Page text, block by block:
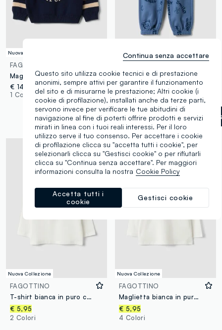
Nuova Collezione
FAGOTTINO
Maglione blu in puro cotone con girocollo e stampa cagnolino per bimbo
€ 14,95
1 Colori
Nuova Collezione
Pantaloni jogger azzurri in puro cotone per bimbo comfort fit
€ 7,95
1 Colori
Azzurro scuro
Nuova Collezione
FAGOTTINO
T-shirt bianca in puro cotone organico con stampa cagnolino per bimbo
€ 5,95
2 Colori
Nuova Collezione
FAGOTTINO
Maglietta bianca in puro cotone organico con stampa cagnolino per bimbo
€ 5,95
4 Colori
Questo sito utilizza cookie tecnici e di prestazione
anonimi, sempre attivi per garantire il funzionamento
del sito e di misurarne le prestazione; Altri cookie (i
cookie di profilazione), installati anche da terze parti,
servono invece per verificare le tue abitudini di
navigazione al fine di poterti offrire prodotti e servizi
mirati in linea con i tuoi reali interessi. Per il loro
utilizzo serve il tuo consenso. Per accettare i cookie
di profilazione clicca su "accetta tutti i cookie", per
selezionarli clicca su "Gestisci cookie" o per rifiutarli
clicca su "Continua senza accettare". Per maggiori
informazioni consulta la nostra Cookie Policy
Gestisci cookie
Accetta tutti i
cookie
Continua senza accettare